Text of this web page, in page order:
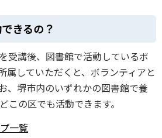
きるの？
受講後、図書館で活動しているボ
属していただくと、ボランティアと
、堺市内のいずれかの図書館で養
この区でも活動できます。
一覧